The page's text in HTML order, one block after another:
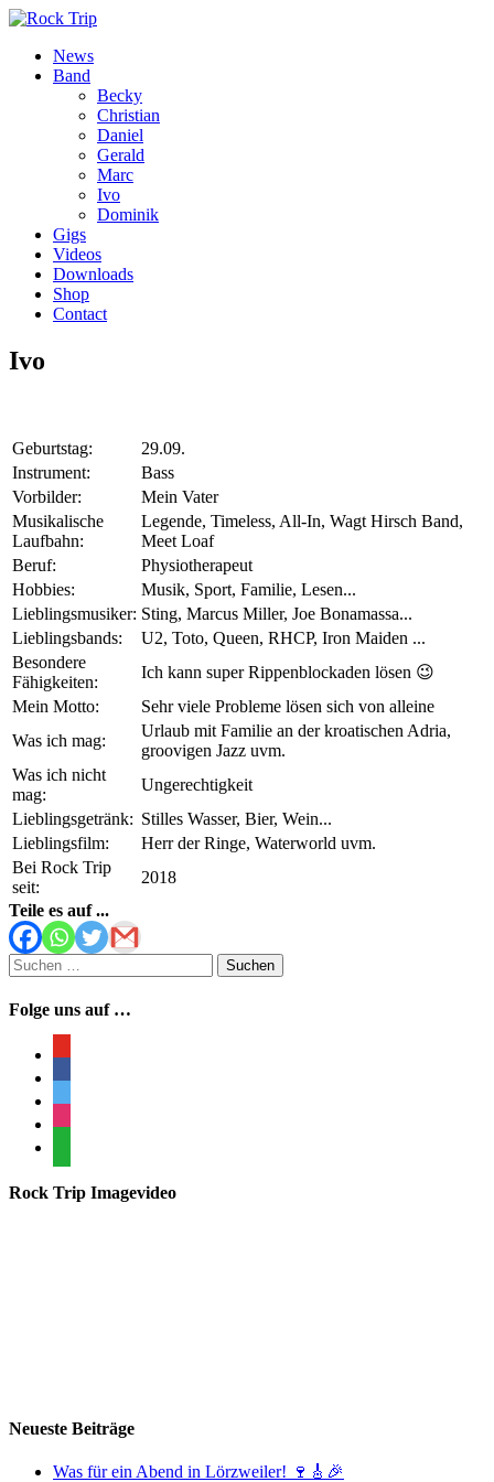
News
Band
Becky
Christian
Daniel
Gerald
Marc
Ivo
Dominik
Gigs
Videos
Downloads
Shop
Contact
Ivo
Geburtstag:
29.09.
Instrument:
Bass
Vorbilder:
Mein Vater
Musikalische
Laufbahn:
Legende, Timeless, All-In, Wagt Hirsch Band,
Meet Loaf
Beruf:
Physiotherapeut
Hobbies:
Musik, Sport, Familie, Lesen...
Lieblingsmusiker: Sting, Marcus Miller, Joe Bonamassa...
Lieblingsbands:
U2, Toto, Queen, RHCP, Iron Maiden ...
Besondere
Fähigkeiten:
Ich kann super Rippenblockaden lösen 😉
Mein Motto:
Sehr viele Probleme lösen sich von alleine
Was ich mag:
Urlaub mit Familie an der kroatischen Adria,
groovigen Jazz uvm.
Was ich nicht
mag:
Ungerechtigkeit
Lieblingsgetränk: Stilles Wasser, Bier, Wein...
Lieblingsfilm:
Herr der Ringe, Waterworld uvm.
Bei Rock Trip
seit:
2018
Teile es auf ...
Suchen
nach:
Folge uns auf …
Rock Trip Imagevideo
Neueste Beiträge
Was für ein Abend in Lörzweiler! 🍷🎸🎉